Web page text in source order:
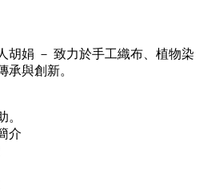
胡娟 － 致力於手工織布、植物染
承與創新。
。
介